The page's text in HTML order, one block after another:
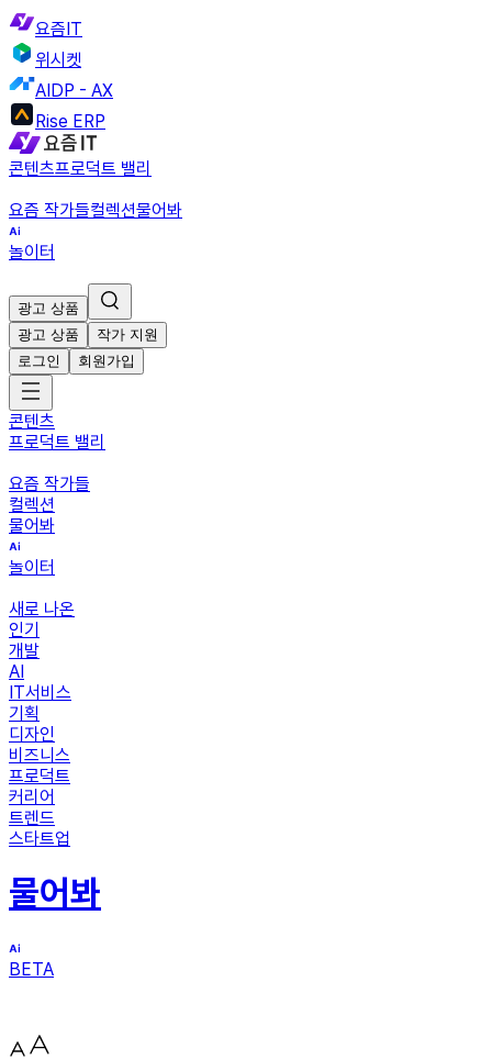
요즘IT
위시켓
AIDP - AX
Rise ERP
콘텐츠프로덕트 밸리
요즘 작가들컬렉션물어봐
놀이터
광고 상품
광고 상품
작가 지원
로그인
회원가입
콘텐츠
프로덕트 밸리
요즘 작가들
컬렉션
물어봐
놀이터
새로 나온
인기
개발
AI
IT서비스
기획
디자인
비즈니스
프로덕트
커리어
트렌드
스타트업
물어봐
BETA